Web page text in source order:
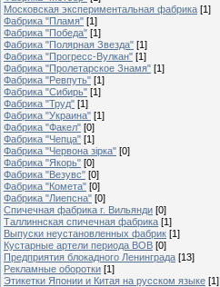
Московская экспериментальная фабрика [1]
Фабрика "Пламя" [1]
Фабрика "Победа" [1]
Фабрика "Полярная Звезда" [1]
Фабрика "Прогресс-Вулкан" [1]
Фабрика "Пролетарское Знамя" [1]
Фабрика "Ревпуть" [1]
Фабрика "Сибирь" [1]
Фабрика "Труд" [1]
Фабрика "Украина" [1]
Фабрика "Факел" [0]
Фабрика "Чепца" [1]
Фабрика "Червона зiрка" [0]
Фабрика "Якорь" [0]
Фабрика "Везувс" [0]
Фабрика "Комета" [0]
Фабрика "Лиепсна" [0]
Спичечная фабрика г. Вильянди [0]
Таллиннская спичечная фабрика [1]
Выпуски неустановленных фабрик [1]
Кустарные артели периода ВОВ [0]
Предприятия блокадного Ленинграда [13]
Рекламные оборотки [1]
Этикетки Японии и Китая на русском языке [1]